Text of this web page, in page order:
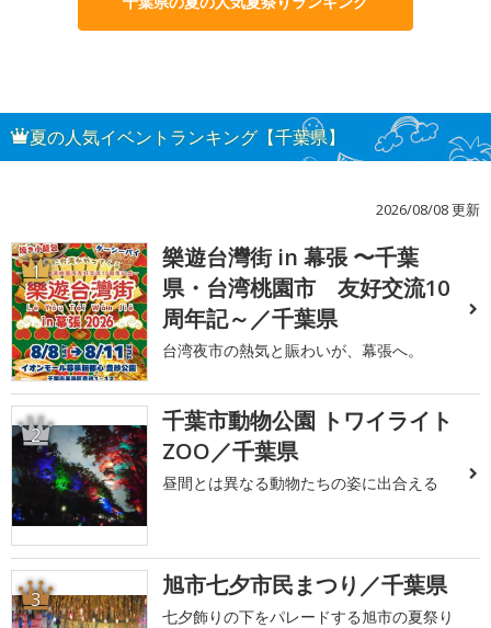
夏の人気イベントランキング【千葉県】
2026/08/08 更新
1
樂遊台灣街 in 幕張 〜千葉
県・台湾桃園市 友好交流10
周年記～／千葉県
台湾夜市の熱気と賑わいが、幕張へ。
2
千葉市動物公園 トワイライト
ZOO／千葉県
昼間とは異なる動物たちの姿に出合える
3 旭市七夕市民まつり／千葉県
七夕飾りの下をパレードする旭市の夏祭り